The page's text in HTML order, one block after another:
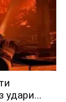
удари...